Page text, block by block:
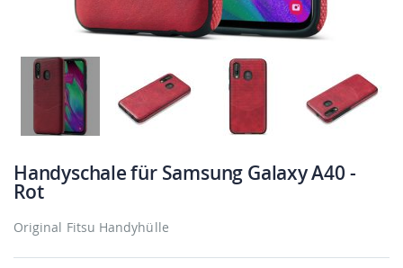
Handyschale für Samsung Galaxy A40 -
Rot
Original Fitsu Handyhülle